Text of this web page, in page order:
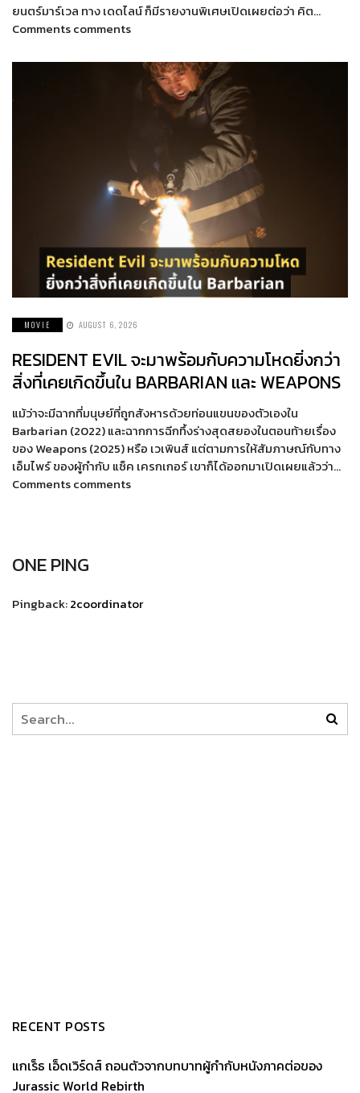
ยนตร์มาร์เวล ทาง เดดไลน์ ก็มีรายงานพิเศษเปิดเผยต่อว่า คิต…
Comments comments
MOVIE AUGUST 6, 2026
RESIDENT EVIL จะมาพร้อมกับความโหดยิ่งกว่า
สิ่งที่เคยเกิดขึ้นใน BARBARIAN และ WEAPONS
แม้ว่าจะมีฉากที่มนุษย์ที่ถูกสังหารด้วยท่อนแขนของตัวเองใน
Barbarian (2022) และฉากการฉีกทึ้งร่างสุดสยองในตอนท้ายเรื่อง
ของ Weapons (2025) หรือ เวเพินส์ แต่ตามการให้สัมภาษณ์กับทาง
เอ็มไพร์ ของผู้กำกับ แซ็ค เครกเกอร์ เขาก็ได้ออกมาเปิดเผยแล้วว่า…
Comments comments
ONE PING
Pingback:2coordinator
RECENT POSTS
แกเร็ธ เอ็ดเวิร์ดส์ ถอนตัวจากบทบาทผู้กำกับหนังภาคต่อของ
Jurassic World Rebirth